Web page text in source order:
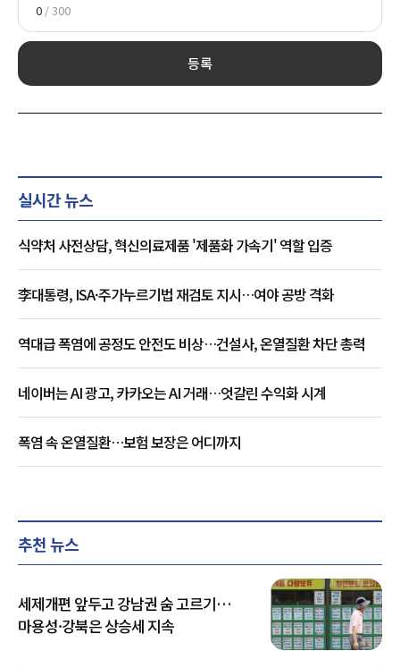
0 / 300
등록
실시간 뉴스
식약처 사전상담, 혁신의료제품 '제품화 가속기' 역할 입증
李대통령, ISA·주가누르기법 재검토 지시…여야 공방 격화
역대급 폭염에 공정도 안전도 비상…건설사, 온열질환 차단 총력
네이버는 AI 광고, 카카오는 AI 거래…엇갈린 수익화 시계
폭염 속 온열질환…보험 보장은 어디까지
추천 뉴스
세제개편 앞두고 강남권 숨 고르기…
마용성·강북은 상승세 지속